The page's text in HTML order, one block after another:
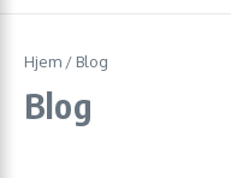
Hjem / Blog
Blog